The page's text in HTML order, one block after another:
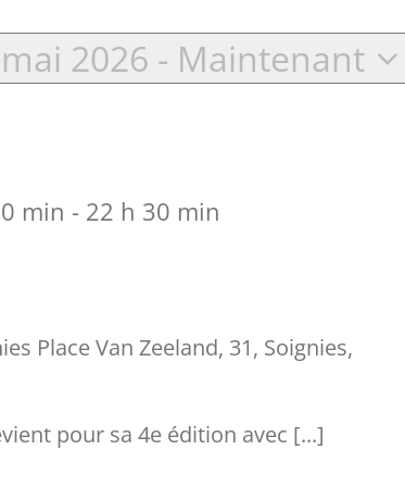
2026 - Maintenant
min - 22 h 30 min
Place Van Zeeland, 31, Soignies,
pour sa 4e édition avec [...]